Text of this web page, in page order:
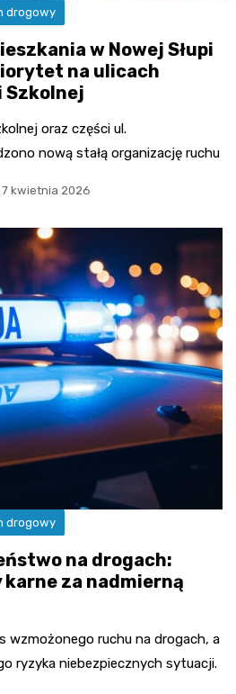
drogowy
w Nowej Słupi
na ulicach
oraz części ul.
nową stałą organizację ruchu
7 kwietnia 2026
drogowy
na drogach:
za nadmierną
wzmożonego ruchu na drogach, a
ryzyka niebezpiecznych sytuacji.